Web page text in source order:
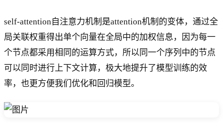
self-attention自注意力机制是attention机制的变体，通过全
局关联权重得出单个向量在全局中的加权信息，因为每一
个节点都采用相同的运算方式，所以同一个序列中的节点
可以同时进行上下文计算，极大地提升了模型训练的效
率，也更方便我们优化和回归模型。